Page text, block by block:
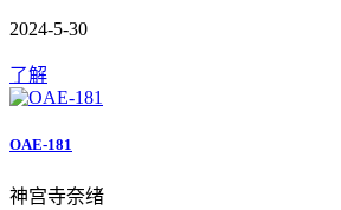
2024-5-30
了解
OAE-181
神宫寺奈绪